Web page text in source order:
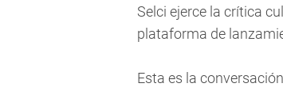
Selci ejerce la crítica
plataforma de
Esta es la